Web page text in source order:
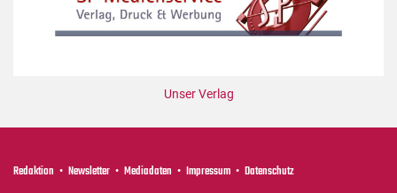
Unser Verlag
Redaktion Newsletter Mediadaten Impressum Datenschutz